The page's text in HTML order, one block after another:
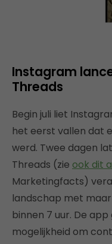
Instagram
Threads
Begin juli liet
het eerst vallen dat
werd. Twee dagen
Threads (zie ook dit
Marketingfacts)
landschap met
binnen 7 uur. De
mogelijkheid om